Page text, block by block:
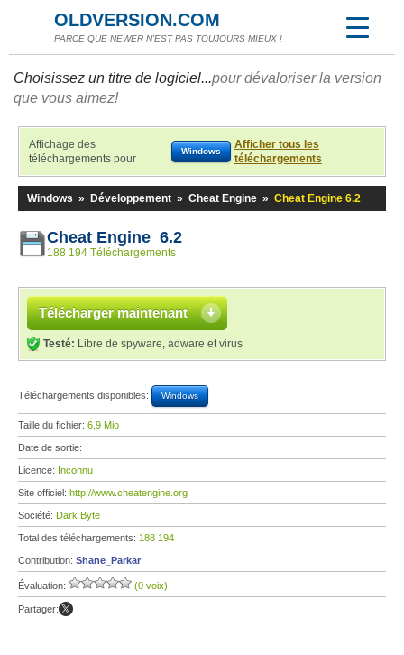
OLDVERSION.COM
PARCE QUE NEWER N'EST PAS TOUJOURS MIEUX !
Choisissez un titre de logiciel...pour dévaloriser la version
que vous aimez!
Affichage des
téléchargements pour
Windows
Afficher tous les
téléchargements
Windows » Développement » Cheat Engine » Cheat Engine 6.2
Cheat Engine 6.2
188 194 Téléchargements
Télécharger maintenant
Testé: Libre de spyware, adware et virus
Téléchargements disponibles: Windows
Taille du fichier: 6,9 Mio
Date de sortie:
Licence: Inconnu
Site officiel: http://www.cheatengine.org
Société: Dark Byte
Total des téléchargements: 188 194
Contribution: Shane_Parkar
Évaluation: (0 voix)
Partager: